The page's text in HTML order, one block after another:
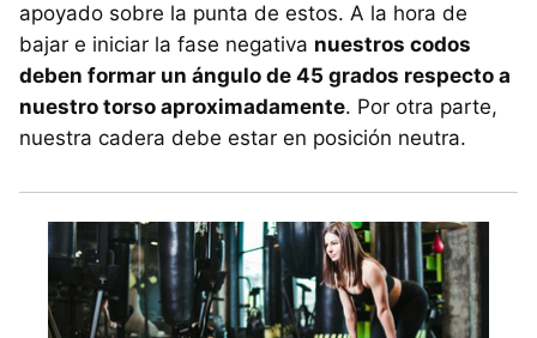
apoyado sobre la punta de estos. A la hora de
bajar e iniciar la fase negativa nuestros codos
deben formar un ángulo de 45 grados respecto a
nuestro torso aproximadamente. Por otra parte,
nuestra cadera debe estar en posición neutra.